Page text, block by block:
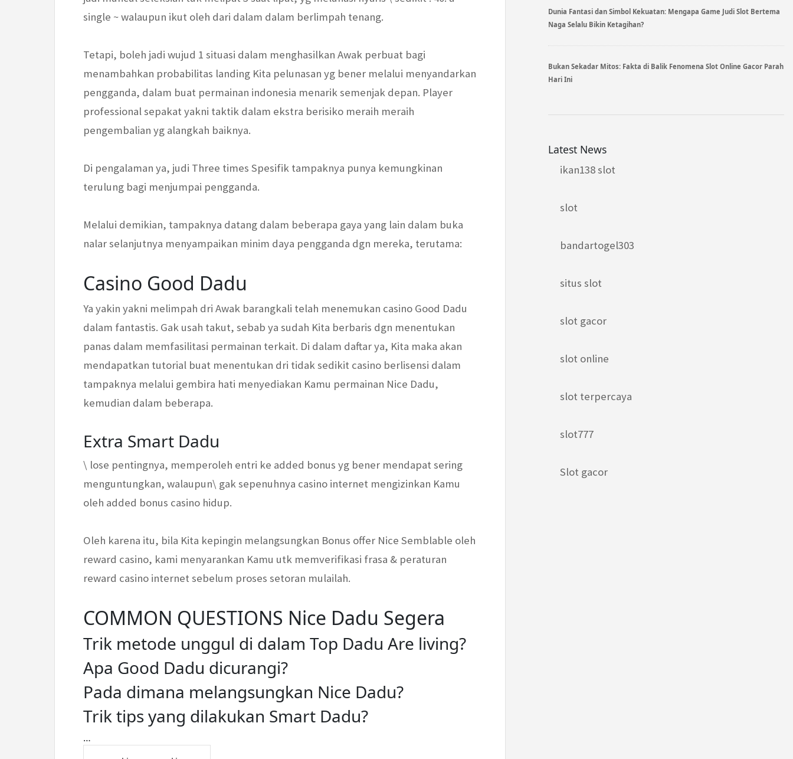
single ~ walaupun ikut oleh dari dalam dalam berlimpah tenang.
Tetapi, boleh jadi wujud 1 situasi dalam menghasilkan Awak perbuat bagi
menambahkan probabilitas landing Kita pelunasan yg bener melalui menyandarkan
pengganda, dalam buat permainan indonesia menarik semenjak depan. Player
professional sepakat yakni taktik dalam ekstra berisiko meraih meraih
pengembalian yg alangkah baiknya.
Di pengalaman ya, judi Three times Spesifik tampaknya punya kemungkinan
terulung bagi menjumpai pengganda.
Melalui demikian, tampaknya datang dalam beberapa gaya yang lain dalam buka
nalar selanjutnya menyampaikan minim daya pengganda dgn mereka, terutama:
Casino Good Dadu
Ya yakin yakni melimpah dri Awak barangkali telah menemukan casino Good Dadu
dalam fantastis. Gak usah takut, sebab ya sudah Kita berbaris dgn menentukan
panas dalam memfasilitasi permainan terkait. Di dalam daftar ya, Kita maka akan
mendapatkan tutorial buat menentukan dri tidak sedikit casino berlisensi dalam
tampaknya melalui gembira hati menyediakan Kamu permainan Nice Dadu,
kemudian dalam beberapa.
Extra Smart Dadu
\ lose pentingnya, memperoleh entri ke added bonus yg bener mendapat sering
menguntungkan, walaupun\ gak sepenuhnya casino internet mengizinkan Kamu
oleh added bonus casino hidup.
Oleh karena itu, bila Kita kepingin melangsungkan Bonus offer Nice Semblable oleh
reward casino, kami menyarankan Kamu utk memverifikasi frasa & peraturan
reward casino internet sebelum proses setoran mulailah.
COMMON QUESTIONS Nice Dadu Segera
Trik metode unggul di dalam Top Dadu Are living?
Apa Good Dadu dicurangi?
Pada dimana melangsungkan Nice Dadu?
Trik tips yang dilakukan Smart Dadu?
…
Dunia Fantasi dan Simbol Kekuatan: Mengapa Game Judi Slot Bertema
Naga Selalu Bikin Ketagihan?
Bukan Sekadar Mitos: Fakta di Balik Fenomena Slot Online Gacor Parah
Hari Ini
Latest News
ikan138 slot
slot
bandartogel303
situs slot
slot gacor
slot online
slot terpercaya
slot777
Slot gacor